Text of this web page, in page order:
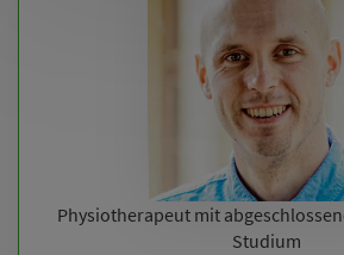
Physiotherapeut mit
Studium